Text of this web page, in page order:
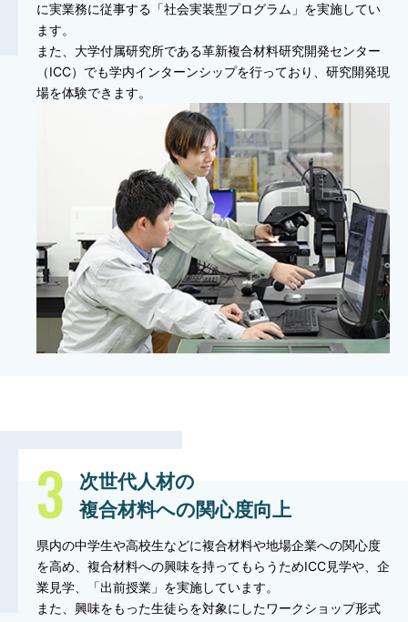
に実業務に従事する「社会実装型プログラム」を実施してい
ます。
また、大学付属研究所である革新複合材料研究開発センター
（ICC）でも学内インターンシップを行っており、研究開発現
場を体験できます。
次世代人材の
複合材料への関心度向上
県内の中学生や高校生などに複合材料や地場企業への関心度
を高め、複合材料への興味を持ってもらうためICC見学や、企
業見学、「出前授業」を実施しています。
また、興味をもった生徒らを対象にしたワークショップ形式